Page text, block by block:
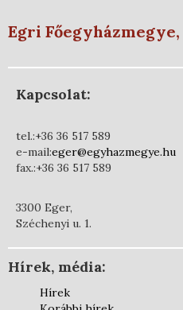
Egri Főegyházmegye,
Kapcsolat:
tel.:+36 36 517 589
e-mail:eger@egyhazmegye.hu
fax.:+36 36 517 589
3300 Eger,
Széchenyi u. 1.
Hírek, média:
Hírek